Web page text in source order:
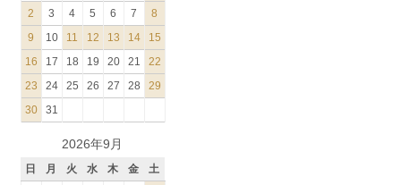
2
3 4 5 6 7
8
9
10 11 12 13 14
15
16
17 18 19 20 21
22
23
24 25 26 27 28
29
30
31
2026年9月
日 月 火 水 木 金
土